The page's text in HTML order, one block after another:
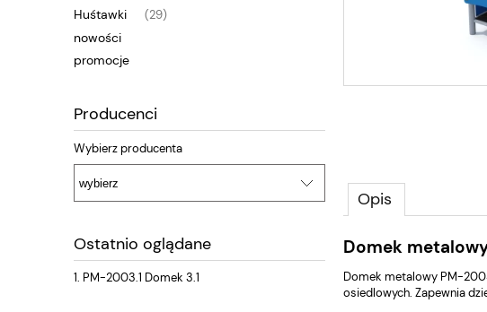
Huśtawki (29)
nowości
promocje
Producenci
Wybierz producenta
Ostatnio oglądane
PM-2003.1 Domek 3.1
Opis
Domek
Domek metalowy PM-
osiedlowych. Zapewnia